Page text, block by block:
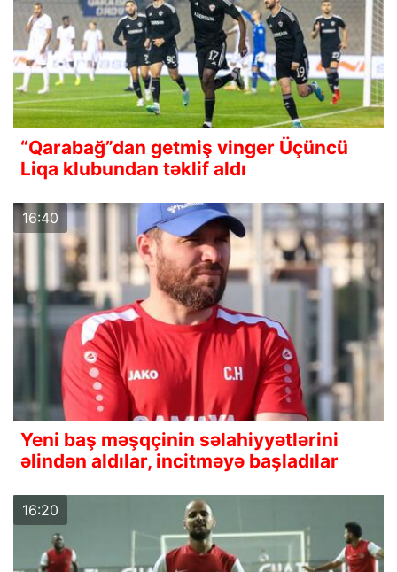
“Qarabağ”dan getmiş vinger Üçüncü
Liqa klubundan təklif aldı
16:40
Yeni baş məşqçinin səlahiyyətlərini
əlindən aldılar, incitməyə başladılar
16:20